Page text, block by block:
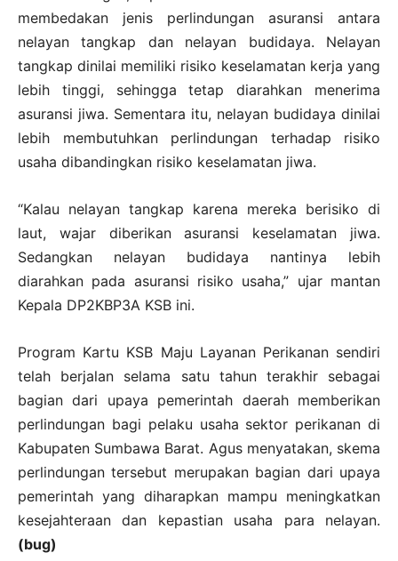
membedakan jenis perlindungan asuransi antara
nelayan tangkap dan nelayan budidaya. Nelayan
tangkap dinilai memiliki risiko keselamatan kerja yang
lebih tinggi, sehingga tetap diarahkan menerima
asuransi jiwa. Sementara itu, nelayan budidaya dinilai
lebih membutuhkan perlindungan terhadap risiko
usaha dibandingkan risiko keselamatan jiwa.
“Kalau nelayan tangkap karena mereka berisiko di
laut, wajar diberikan asuransi keselamatan jiwa.
Sedangkan nelayan budidaya nantinya lebih
diarahkan pada asuransi risiko usaha,” ujar mantan
Kepala DP2KBP3A KSB ini.
Program Kartu KSB Maju Layanan Perikanan sendiri
telah berjalan selama satu tahun terakhir sebagai
bagian dari upaya pemerintah daerah memberikan
perlindungan bagi pelaku usaha sektor perikanan di
Kabupaten Sumbawa Barat. Agus menyatakan, skema
perlindungan tersebut merupakan bagian dari upaya
pemerintah yang diharapkan mampu meningkatkan
kesejahteraan dan kepastian usaha para nelayan.
(bug)